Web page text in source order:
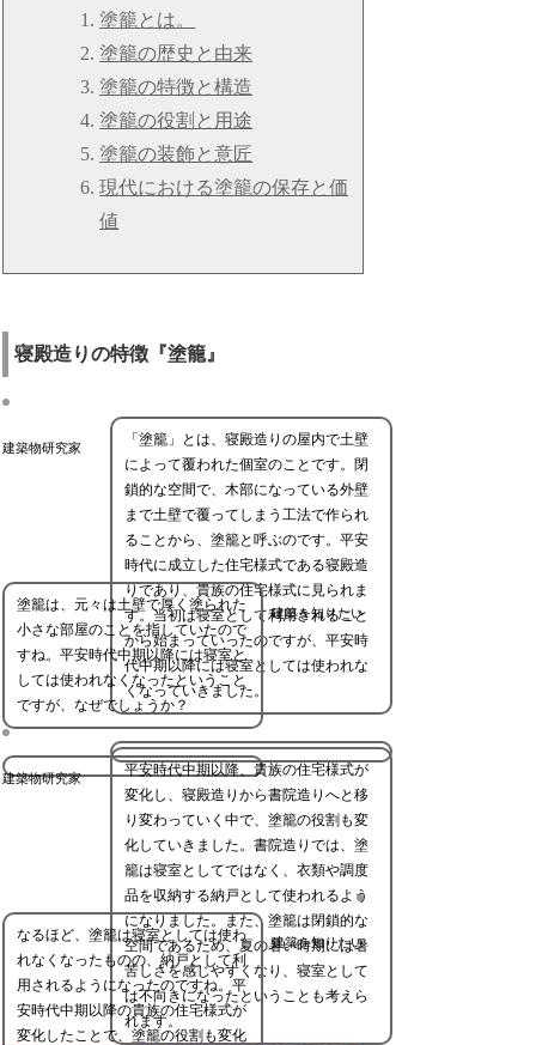
塗籠とは。
塗籠の歴史と由来
塗籠の特徴と構造
塗籠の役割と用途
塗籠の装飾と意匠
現代における塗籠の保存と価
値
寝殿造りの特徴『塗籠』
建築物研究家
「塗籠」とは、寝殿造りの屋内で土壁
によって覆われた個室のことです。閉
鎖的な空間で、木部になっている外壁
まで土壁で覆ってしまう工法で作られ
ることから、塗籠と呼ぶのです。平安
時代に成立した住宅様式である寝殿造
りであり、貴族の住宅様式に見られま
す。当初は寝室として利用されること
から始まっていったのですが、平安時
代中期以降には寝室としては使われな
くなっていきました。
建築を知りたい
塗籠は、元々は土壁で厚く塗られた
小さな部屋のことを指していたので
すね。平安時代中期以降には寝室と
しては使われなくなったということ
ですが、なぜでしょうか？
建築物研究家
平安時代中期以降、貴族の住宅様式が
変化し、寝殿造りから書院造りへと移
り変わっていく中で、塗籠の役割も変
化していきました。書院造りでは、塗
籠は寝室としてではなく、衣類や調度
品を収納する納戸として使われるよう
になりました。また、塗籠は閉鎖的な
空間であるため、夏の暑い時期には暑
苦しさを感じやすくなり、寝室として
は不向きになったということも考えら
れます。
建築を知りたい
なるほど、塗籠は寝室としては使わ
れなくなったものの、納戸として利
用されるようになったのですね。平
安時代中期以降の貴族の住宅様式が
変化したことで、塗籠の役割も変化